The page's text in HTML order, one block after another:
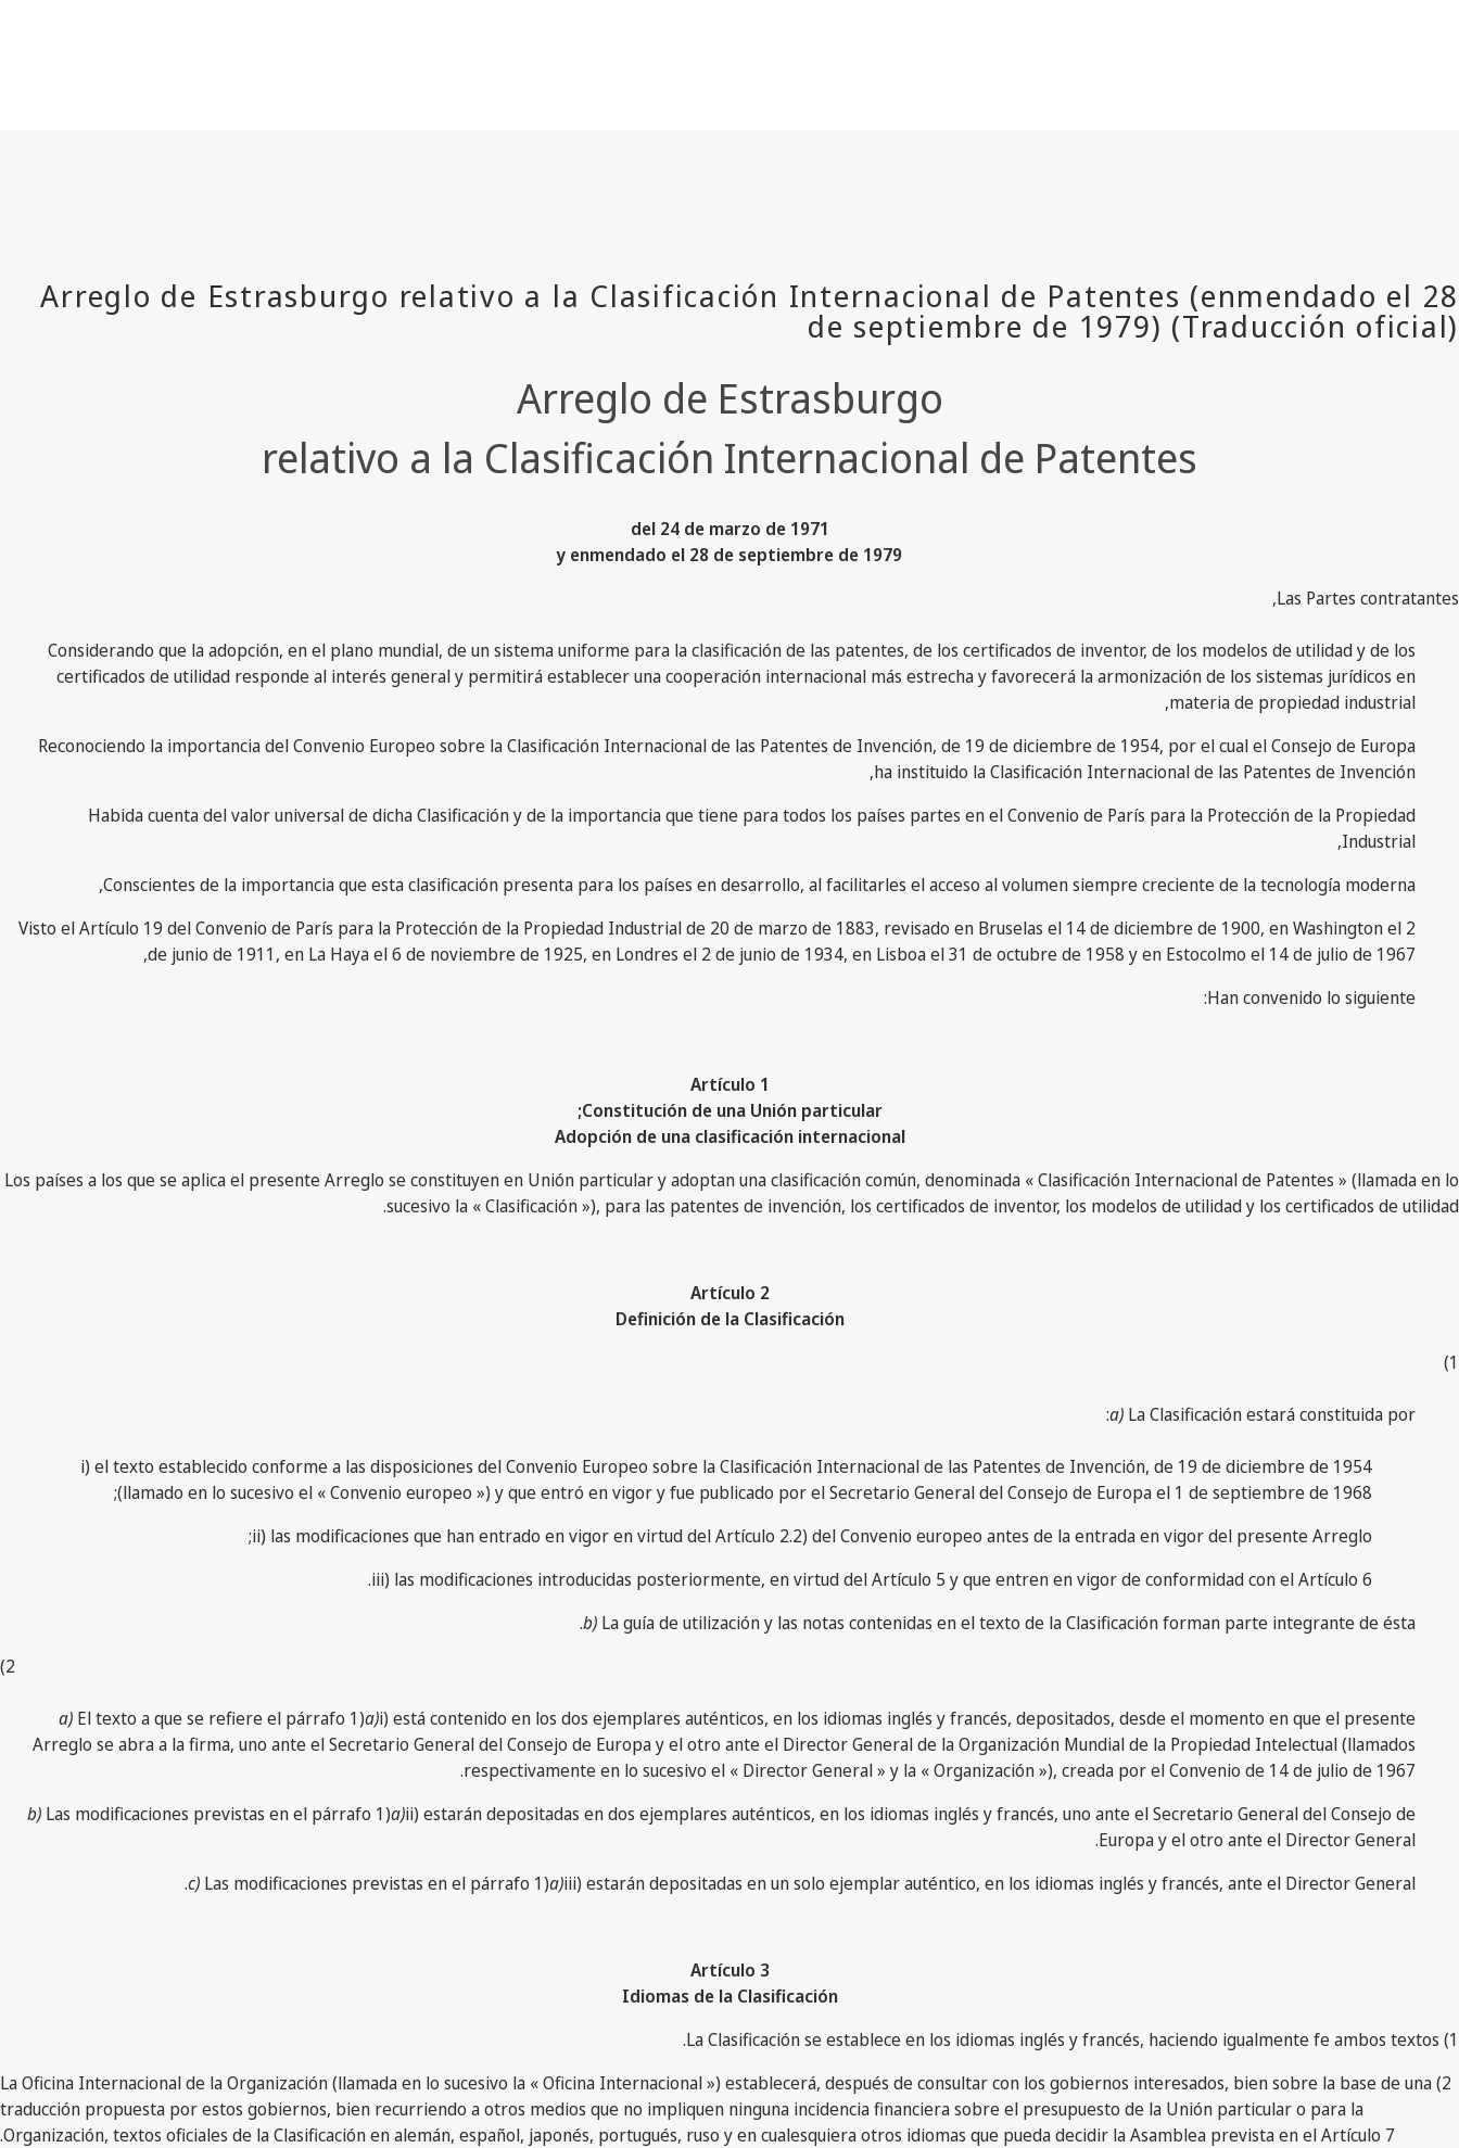
Arreglo de Estrasburgo
relativo a la Clasificación Internacional de Patentes
del 24 de marzo de 1971
y enmendado el 28 de septiembre de 1979
Las Partes contratantes,
Considerando que la adopción, en el plano mundial, de un sistema uniforme para la clasificación de las patentes, de los certificados de inventor, de los modelos de utilidad y de los
certificados de utilidad responde al interés general y permitirá establecer una cooperación internacional más estrecha y favorecerá la armonización de los sistemas jurídicos en
materia de propiedad industrial,
Reconociendo la importancia del Convenio Europeo sobre la Clasificación Internacional de las Patentes de Invención, de 19 de diciembre de 1954, por el cual el Consejo de Europa
ha instituido la Clasificación Internacional de las Patentes de Invención,
Habida cuenta del valor universal de dicha Clasificación y de la importancia que tiene para todos los países partes en el Convenio de París para la Protección de la Propiedad
Industrial,
Conscientes de la importancia que esta clasificación presenta para los países en desarrollo, al facilitarles el acceso al volumen siempre creciente de la tecnología moderna,
Visto el Artículo 19 del Convenio de París para la Protección de la Propiedad Industrial de 20 de marzo de 1883, revisado en Bruselas el 14 de diciembre de 1900, en Washington el 2
de junio de 1911, en La Haya el 6 de noviembre de 1925, en Londres el 2 de junio de 1934, en Lisboa el 31 de octubre de 1958 y en Estocolmo el 14 de julio de 1967,
Han convenido lo siguiente:
Artículo 1
Constitución de una Unión particular;
Adopción de una clasificación internacional
Los países a los que se aplica el presente Arreglo se constituyen en Unión particular y adoptan una clasificación común, denominada « Clasificación Internacional de Patentes » (llamada en lo
sucesivo la « Clasificación »), para las patentes de invención, los certificados de inventor, los modelos de utilidad y los certificados de utilidad.
Artículo 2
Definición de la Clasificación
1)
a) La Clasificación estará constituida por:
i) el texto establecido conforme a las disposiciones del Convenio Europeo sobre la Clasificación Internacional de las Patentes de Invención, de 19 de diciembre de 1954
(llamado en lo sucesivo el « Convenio europeo ») y que entró en vigor y fue publicado por el Secretario General del Consejo de Europa el 1 de septiembre de 1968;
ii) las modificaciones que han entrado en vigor en virtud del Artículo 2.2) del Convenio europeo antes de la entrada en vigor del presente Arreglo;
iii) las modificaciones introducidas posteriormente, en virtud del Artículo 5 y que entren en vigor de conformidad con el Artículo 6.
b) La guía de utilización y las notas contenidas en el texto de la Clasificación forman parte integrante de ésta.
2)
a) El texto a que se refiere el párrafo 1)a)i) está contenido en los dos ejemplares auténticos, en los idiomas inglés y francés, depositados, desde el momento en que el presente
Arreglo se abra a la firma, uno ante el Secretario General del Consejo de Europa y el otro ante el Director General de la Organización Mundial de la Propiedad Intelectual (llamados
respectivamente en lo sucesivo el « Director General » y la « Organización »), creada por el Convenio de 14 de julio de 1967.
b) Las modificaciones previstas en el párrafo 1)a)ii) estarán depositadas en dos ejemplares auténticos, en los idiomas inglés y francés, uno ante el Secretario General del Consejo de
Europa y el otro ante el Director General.
c) Las modificaciones previstas en el párrafo 1)a)iii) estarán depositadas en un solo ejemplar auténtico, en los idiomas inglés y francés, ante el Director General.
Artículo 3
Idiomas de la Clasificación
1) La Clasificación se establece en los idiomas inglés y francés, haciendo igualmente fe ambos textos.
2) La Oficina Internacional de la Organización (llamada en lo sucesivo la « Oficina Internacional ») establecerá, después de consultar con los gobiernos interesados, bien sobre la base de una
traducción propuesta por estos gobiernos, bien recurriendo a otros medios que no impliquen ninguna incidencia financiera sobre el presupuesto de la Unión particular o para la
Organización, textos oficiales de la Clasificación en alemán, español, japonés, portugués, ruso y en cualesquiera otros idiomas que pueda decidir la Asamblea prevista en el Artículo 7.